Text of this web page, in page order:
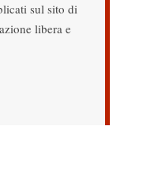
sul sito di
libera e